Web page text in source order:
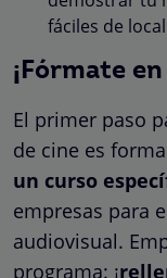
fáciles de
¡Fórmate
El primer paso
de cine es
un curso
empresas para
audiovisual.
programa: ¡